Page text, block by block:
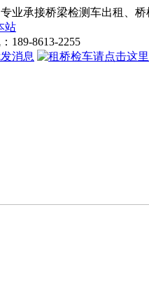
业承接桥梁检测车出租、
站
189-8613-2255